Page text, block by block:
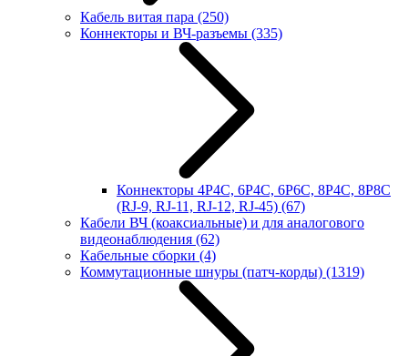
Кабель витая пара (250)
Коннекторы и ВЧ-разъемы (335)
Коннекторы 4P4C, 6P4C, 6P6C, 8P4C, 8P8C
(RJ-9, RJ-11, RJ-12, RJ-45) (67)
Кабели ВЧ (коаксиальные) и для аналогового
видеонаблюдения (62)
Кабельные сборки (4)
Коммутационные шнуры (патч-корды) (1319)